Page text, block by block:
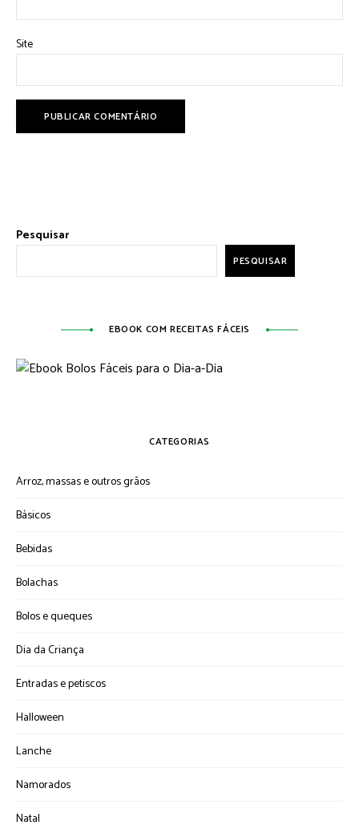
Site
Pesquisar
PESQUISAR
EBOOK COM RECEITAS FÁCEIS
CATEGORIAS
Arroz, massas e outros grãos
Básicos
Bebidas
Bolachas
Bolos e queques
Dia da Criança
Entradas e petiscos
Halloween
Lanche
Namorados
Natal